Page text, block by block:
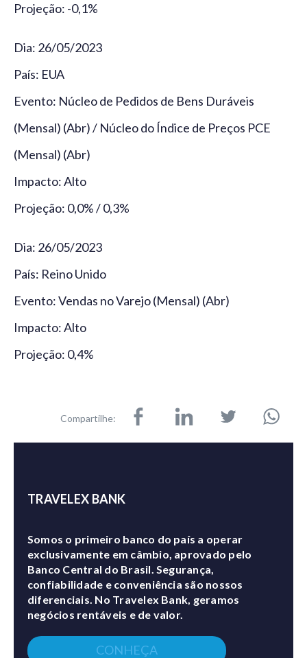
Projeção: -0,1%
Dia: 26/05/2023
País: EUA
Evento: Núcleo de Pedidos de Bens Duráveis
(Mensal) (Abr) / Núcleo do Índice de Preços PCE
(Mensal) (Abr)
Impacto: Alto
Projeção: 0,0% / 0,3%
Dia: 26/05/2023
País: Reino Unido
Evento: Vendas no Varejo (Mensal) (Abr)
Impacto: Alto
Projeção: 0,4%
Compartilhe:
TRAVELEX BANK
Somos o primeiro banco do país a operar
exclusivamente em câmbio, aprovado pelo
Banco Central do Brasil. Segurança,
confiabilidade e conveniência são nossos
diferenciais. No Travelex Bank, geramos
negócios rentáveis e de valor.
CONHEÇA